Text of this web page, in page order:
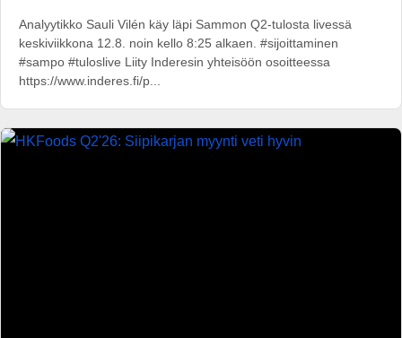
Analyytikko Sauli Vilén käy läpi Sammon Q2-tulosta livessä
keskiviikkona 12.8. noin kello 8:25 alkaen. #sijoittaminen
#sampo #tuloslive Liity Inderesin yhteisöön osoitteessa
https://www.inderes.fi/p...